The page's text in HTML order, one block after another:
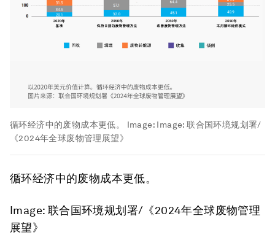
循环经济中的废物成本更低。 Image: Image: 联合国环境规划署/
《2024年全球废物管理展望》
循环经济中的废物成本更低。
Image: 联合国环境规划署/《2024年全球废物管理
展望》